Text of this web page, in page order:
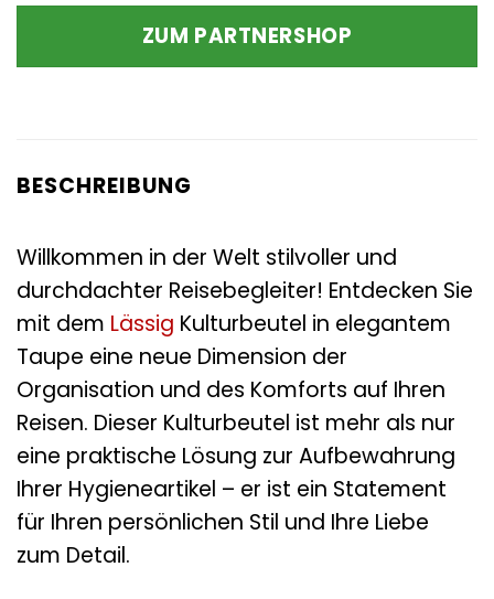
ZUM PARTNERSHOP
BESCHREIBUNG
Willkommen in der Welt stilvoller und
durchdachter Reisebegleiter! Entdecken Sie
mit dem Lässig Kulturbeutel in elegantem
Taupe eine neue Dimension der
Organisation und des Komforts auf Ihren
Reisen. Dieser Kulturbeutel ist mehr als nur
eine praktische Lösung zur Aufbewahrung
Ihrer Hygieneartikel – er ist ein Statement
für Ihren persönlichen Stil und Ihre Liebe
zum Detail.